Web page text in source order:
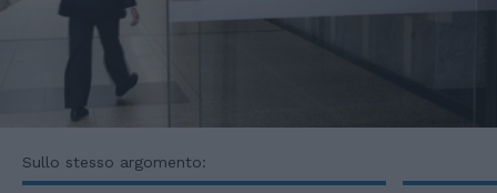
Sullo stesso argomento: